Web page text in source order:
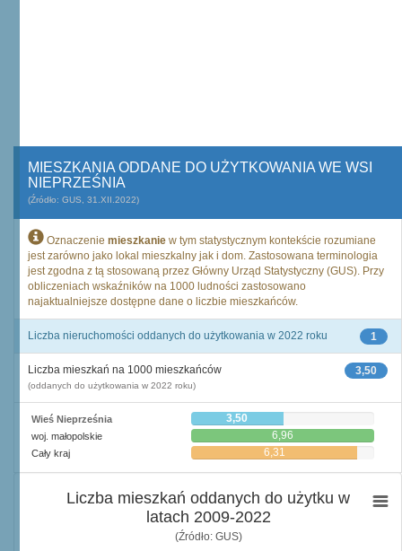
MIESZKANIA ODDANE DO UŻYTKOWANIA WE WSI
NIEPRZEŚNIA
(Źródło: GUS, 31.XII.2022)
Oznaczenie mieszkanie w tym statystycznym kontekście rozumiane
jest zarówno jako lokal mieszkalny jak i dom. Zastosowana terminologia
jest zgodna z tą stosowaną przez Główny Urząd Statystyczny (GUS). Przy
obliczeniach wskaźników na 1000 ludności zastosowano
najaktualniejsze dostępne dane o liczbie mieszkańców.
1
Liczba nieruchomości oddanych do użytkowania w 2022 roku
3,50
Liczba mieszkań na 1000 mieszkańców
(oddanych do użytkowania w 2022 roku)
Wieś Nieprześnia 3,50
woj. małopolskie 6,96
Cały kraj 6,31
Liczba mieszkań oddanych do użytku w
latach 2009-2022
(Źródło: GUS)